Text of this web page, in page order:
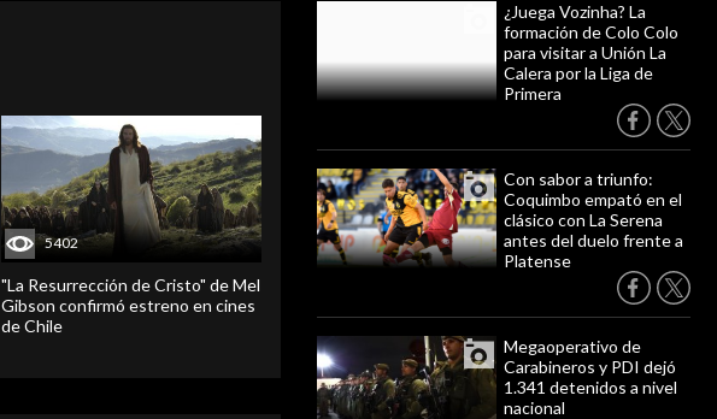
¿Juega Vozinha? La
formación de Colo Colo
para visitar a Unión La
Calera por la Liga de
Primera
Con sabor a triunfo:
Coquimbo empató en el
clásico con La Serena
antes del duelo frente a
Platense
Megaoperativo de
Carabineros y PDI dejó
1.341 detenidos a nivel
nacional
5402
"La Resurrección de Cristo" de Mel
Gibson confirmó estreno en cines
de Chile